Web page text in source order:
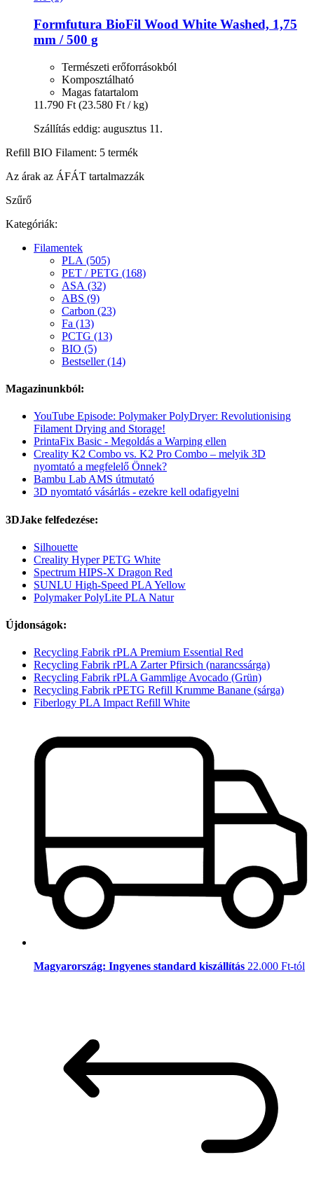
Formfutura BioFil Wood White Washed, 1,75
mm / 500 g
Természeti erőforrásokból
Komposztálható
Magas fatartalom
11.790 Ft (23.580 Ft / kg)
Szállítás eddig: augusztus 11.
Refill BIO Filament: 5 termék
Az árak az ÁFÁT tartalmazzák
Szűrő
Kategóriák:
Filamentek
PLA (505)
PET / PETG (168)
ASA (32)
ABS (9)
Carbon (23)
Fa (13)
PCTG (13)
BIO (5)
Bestseller (14)
Magazinunkból:
YouTube Episode: Polymaker PolyDryer: Revolutionising
Filament Drying and Storage!
PrintaFix Basic - Megoldás a Warping ellen
Creality K2 Combo vs. K2 Pro Combo – melyik 3D
nyomtató a megfelelő Önnek?
Bambu Lab AMS útmutató
3D nyomtató vásárlás - ezekre kell odafigyelni
3DJake felfedezése:
Silhouette
Creality Hyper PETG White
Spectrum HIPS-X Dragon Red
SUNLU High-Speed PLA Yellow
Polymaker PolyLite PLA Natur
Újdonságok:
Recycling Fabrik rPLA Premium Essential Red
Recycling Fabrik rPLA Zarter Pfirsich (narancssárga)
Recycling Fabrik rPLA Gammlige Avocado (Grün)
Recycling Fabrik rPETG Refill Krumme Banane (sárga)
Fiberlogy PLA Impact Refill White
Magyarország: Ingyenes standard kiszállítás 22.000 Ft-tól